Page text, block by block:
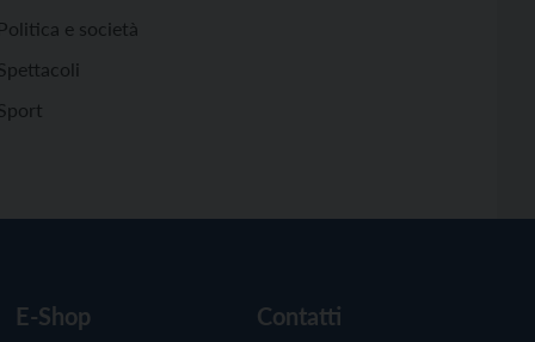
Politica e società
E-Shop Contatti